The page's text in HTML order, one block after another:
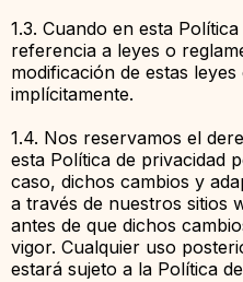
1.3. Cuando en esta
referencia a leyes o
modificación de estas
implícitamente.
1.4. Nos reservamos el
esta Política de privacidad
caso, dichos cambios y
a través de nuestros sitios
antes de que dichos
vigor. Cualquier uso
estará sujeto a la Política